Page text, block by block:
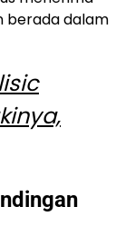
berada dalam